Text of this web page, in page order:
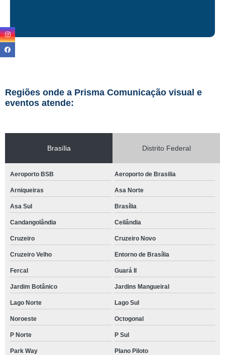
Regiões onde a Prisma Comunicação visual e
eventos atende:
Brasília Distrito Federal
Aeroporto BSB Aeroporto de Brasilia
Arniqueiras Asa Norte
Asa Sul Brasília
Candangolândia Ceilândia
Cruzeiro Cruzeiro Novo
Cruzeiro Velho Entorno de Brasília
Fercal Guará II
Jardim Botânico Jardins Mangueiral
Lago Norte Lago Sul
Noroeste Octogonal
P Norte P Sul
Park Way Plano Piloto